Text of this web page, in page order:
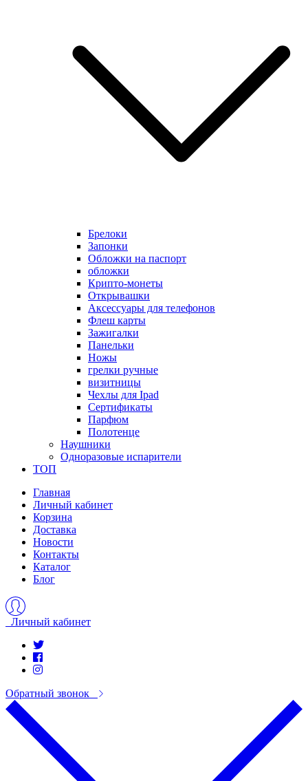
Брелоки
Запонки
Обложки на паспорт
обложки
Крипто-монеты
Открывашки
Аксессуары для телефонов
Флеш карты
Зажигалки
Панельки
Ножы
грелки ручные
визитницы
Чехлы для Ipad
Сертификаты
Парфюм
Полотенце
Наушники
Одноразовые испарители
ТОП
Главная
Личный кабинет
Корзина
Доставка
Новости
Контакты
Каталог
Блог
Личный кабинет
Обратный звонок